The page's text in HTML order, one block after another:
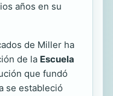
años en su
de Miller ha
de la Escuela
que fundó
se estableció